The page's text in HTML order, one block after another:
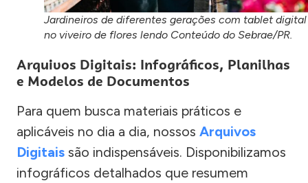
Jardineiros de diferentes gerações com tablet digital
no viveiro de flores lendo Conteúdo do Sebrae/PR.
Arquivos Digitais: Infográficos, Planilhas
e Modelos de Documentos
Para quem busca materiais práticos e
aplicáveis no dia a dia, nossos Arquivos
Digitais são indispensáveis. Disponibilizamos
infográficos detalhados que resumem